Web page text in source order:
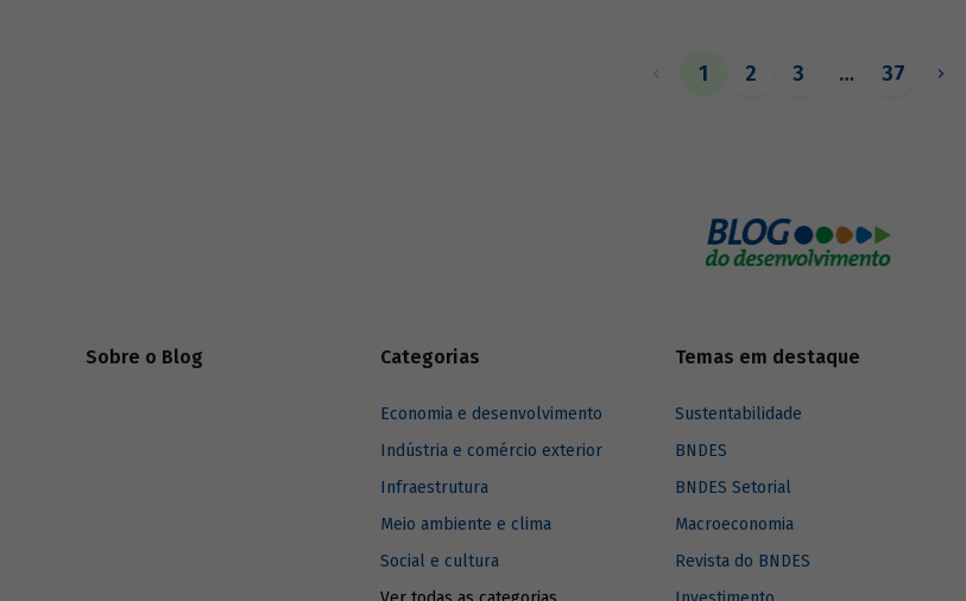
construção de matrizes de insumo-produto
1 2 3 … 37
Sobre o Blog Categorias
Economia e desenvolvimento
Indústria e comércio exterior
Infraestrutura
Meio ambiente e clima
Social e cultura
Temas em destaque
Sustentabilidade
BNDES
BNDES Setorial
Macroeconomia
Revista do BNDES